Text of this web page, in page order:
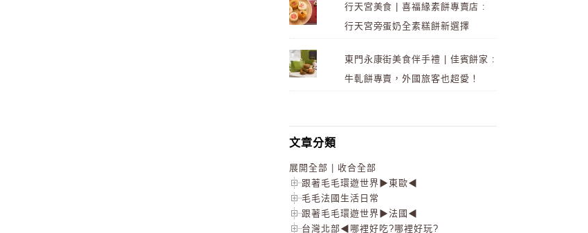
行天宮美食 | 喜福緣素餅專賣店 :
行天宮旁蛋奶全素糕餅新選擇
東門永康街美食伴手禮 | 佳賓餅家 :
牛軋餅專賣，外國旅客也超愛！
文章分類
展開全部
收合全部
跟著毛毛環遊世界▶東歐◀
毛毛法國生活日常
跟著毛毛環遊世界▶法國◀
台灣北部◀哪裡好吃?哪裡好玩?